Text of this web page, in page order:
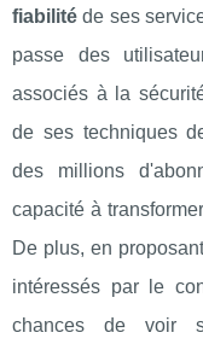
fiabilité de ses
passe des
associés à la
de ses techniques
des millions
capacité à
De plus, en
intéressés par le
chances de voir